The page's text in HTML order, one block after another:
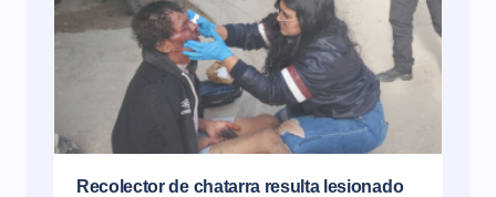
Recolector de chatarra resulta lesionado